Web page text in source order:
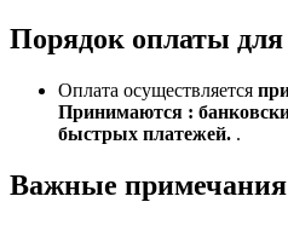
Порядок оплаты
Оплата осуществляется
Принимаются :
быстрых платежей. .
Важные примечания